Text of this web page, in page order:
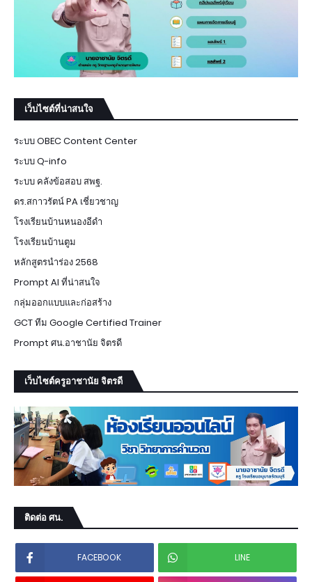
เว็บไซต์ที่น่าสนใจ
ระบบ OBEC Content Center
ระบบ Q-info
ระบบ คลังข้อสอบ สพฐ.
ดร.สกาวรัตน์ PA เชี่ยวชาญ
โรงเรียนบ้านหนองอีดำ
โรงเรียนบ้านตูม
หลักสูตรนำร่อง 2568
Prompt AI ที่น่าสนใจ
กลุ่มออกแบบและก่อสร้าง
GCT ทีม Google Certified Trainer
Prompt ศน.อาชานัย จิตรดี
เว็บไซต์ครูอาชานัย จิตรดี
ติดต่อ ศน.
FACEBOOK LINE